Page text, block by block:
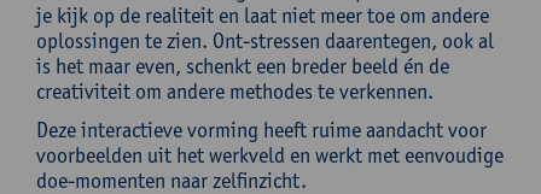
je kijk op de realiteit en laat niet meer toe om andere
oplossingen te zien. Ont-stressen daarentegen, ook al
is het maar even, schenkt een breder beeld én de
creativiteit om andere methodes te verkennen.
Deze interactieve vorming heeft ruime aandacht voor
voorbeelden uit het werkveld en werkt met eenvoudige
doe-momenten naar zelfinzicht.